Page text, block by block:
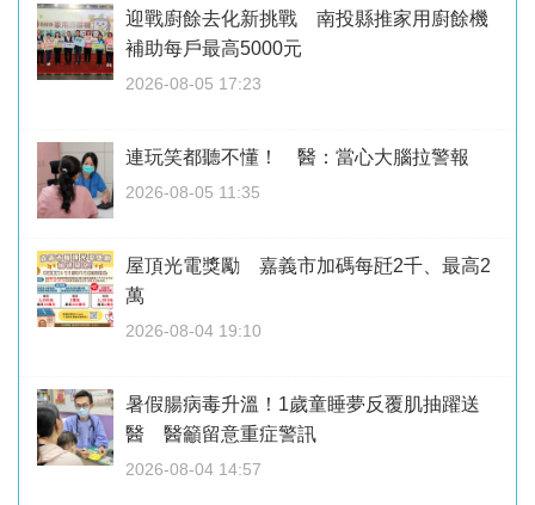
迎戰廚餘去化新挑戰 南投縣推家用廚餘機
補助每戶最高5000元
2026-08-05 17:23
連玩笑都聽不懂！ 醫：當心大腦拉警報
2026-08-05 11:35
屋頂光電獎勵 嘉義市加碼每瓩2千、最高2
萬
2026-08-04 19:10
暑假腸病毒升溫！1歲童睡夢反覆肌抽躍送
醫 醫籲留意重症警訊
2026-08-04 14:57